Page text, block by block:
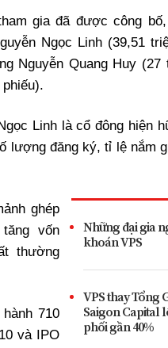
gia đã được công
Ngọc Linh (39,51
Nguyễn Quang Huy
Linh là cổ đông hiện
lượng đăng ký, tỉ lệ nắm
Những đại gia
khoán VPS
VPS thay Tổng
Saigon Capital
phối gần 40%
ghép
vốn
thường
710
và IPO